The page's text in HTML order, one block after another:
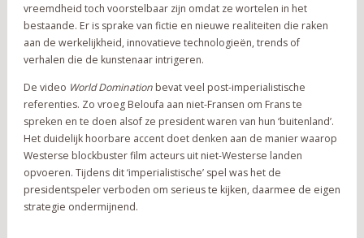
vreemdheid toch voorstelbaar zijn omdat ze wortelen in het
bestaande. Er is sprake van fictie en nieuwe realiteiten die raken
aan de werkelijkheid, innovatieve technologieën, trends of
verhalen die de kunstenaar intrigeren.
De video World Domination bevat veel post-imperialistische
referenties. Zo vroeg Beloufa aan niet-Fransen om Frans te
spreken en te doen alsof ze president waren van hun ‘buitenland’.
Het duidelijk hoorbare accent doet denken aan de manier waarop
Westerse blockbuster film acteurs uit niet-Westerse landen
opvoeren. Tijdens dit ‘imperialistische’ spel was het de
presidentspeler verboden om serieus te kijken, daarmee de eigen
strategie ondermijnend.